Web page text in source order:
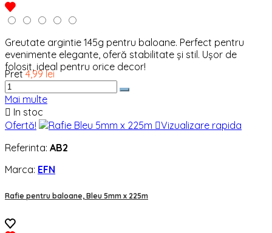
Greutate argintie 145g pentru baloane. Perfect pentru
evenimente elegante, oferă stabilitate și stil. Ușor de
folosit, ideal pentru orice decor!
Pret 4,99 lei
Mai multe
 In stoc
Ofertă!
Vizualizare rapida
Referinta: AB2
Marca: EFN
Rafie pentru baloane, Bleu 5mm x 225m